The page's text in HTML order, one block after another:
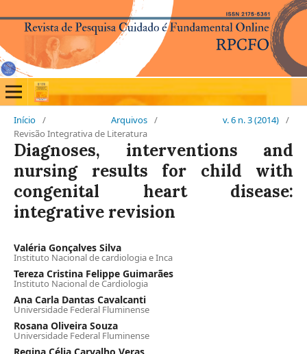
Início / Arquivos / v. 6 n. 3 (2014) /
Revisão Integrativa de Literatura
Diagnoses, interventions and
nursing results for child with
congenital heart disease:
integrative revision
Valéria Gonçalves Silva
Instituto Nacional de cardiologia e Inca
Tereza Cristina Felippe Guimarães
Instituto Nacional de Cardiologia
Ana Carla Dantas Cavalcanti
Universidade Federal Fluminense
Rosana Oliveira Souza
Universidade Federal Fluminense